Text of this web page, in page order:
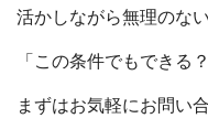
活かしながら無理のな
「この条件でもできる
まずはお気軽にお問い